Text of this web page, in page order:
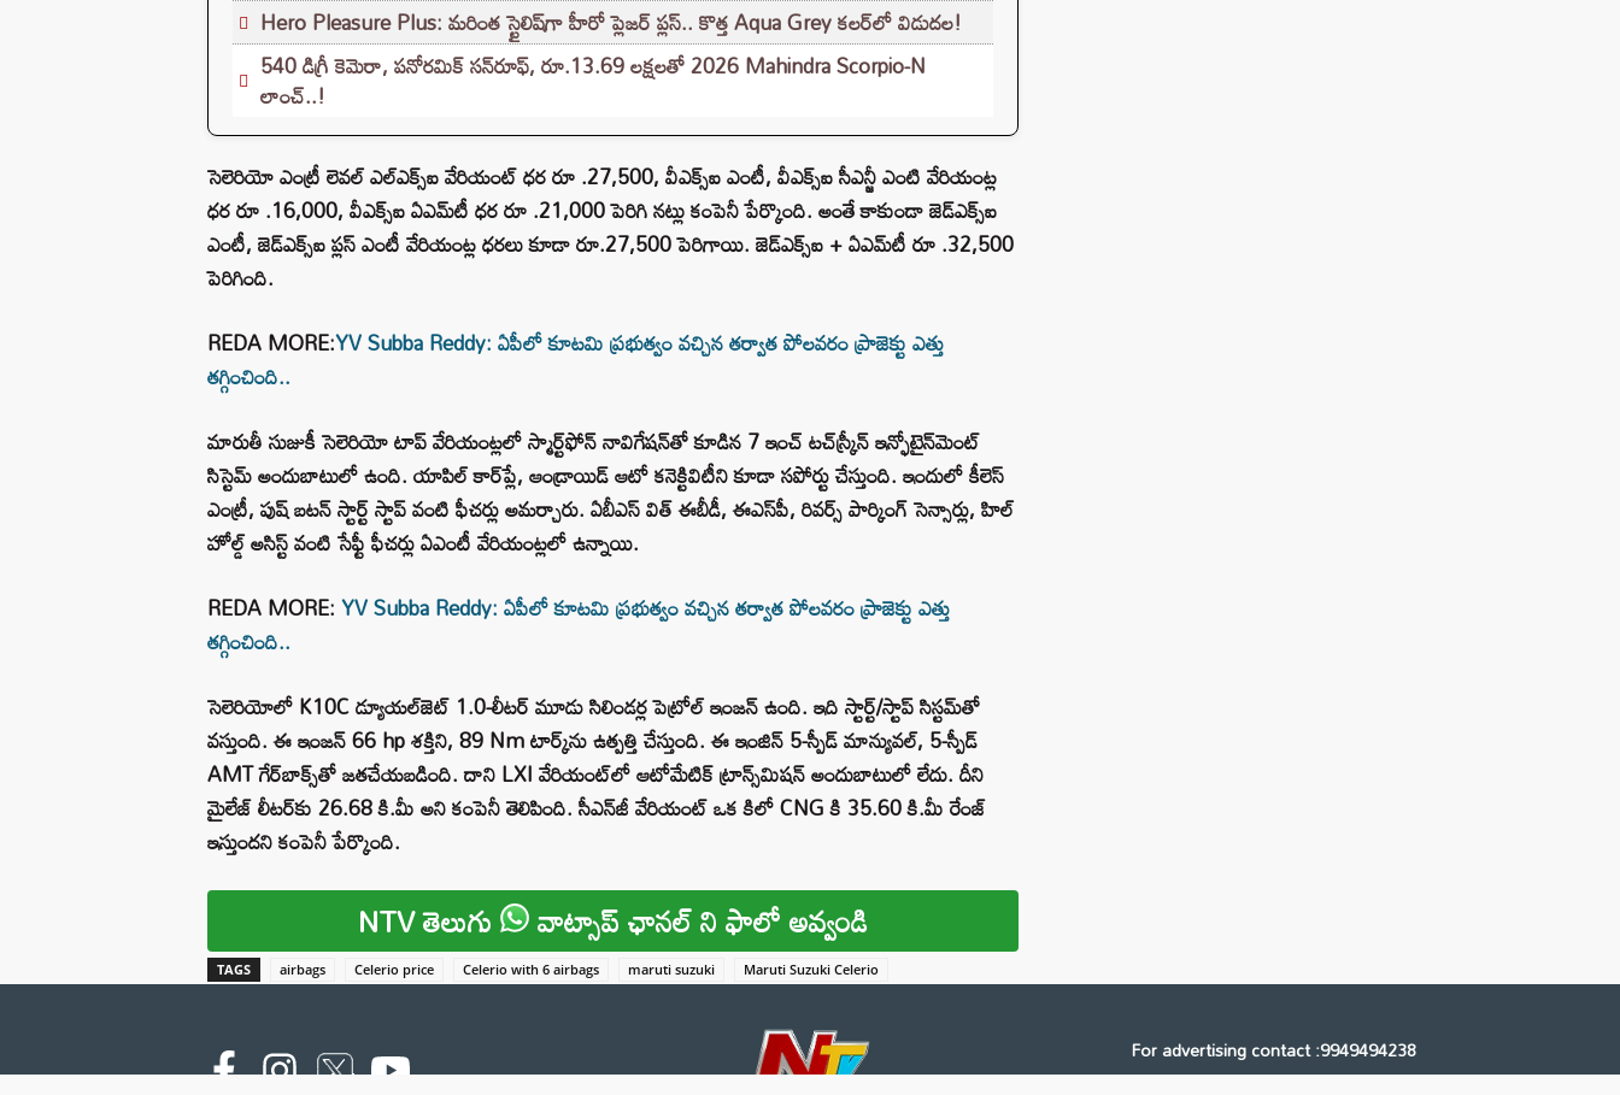
Hero Pleasure Plus: మరింత స్టైలిష్‌గా హీరో ప్లెజర్ ప్లస్.. కొత్త Aqua Grey కలర్‌లో విడుదల!
540 డిగ్రీ కెమెరా, పనోరమిక్ సన్‌రూఫ్‌, రూ.13.69 లక్షలతో 2026 Mahindra Scorpio-N
లాంచ్..!
సెలెరియో ఎంట్రీ లెవల్ ఎల్ఎక్స్ఐ వేరియంట్ ధర రూ .27,500, వీఎక్స్ఐ ఎంటీ, వీఎక్స్ఐ సీఎన్జీ ఎంటి వేరియంట్ల
ధర రూ .16,000, వీఎక్స్ఐ ఏఎమ్​టీ ధర రూ .21,000 పెరిగి నట్లు కంపెనీ పేర్కొంది. అంతే కాకుండా జెడ్ఎక్స్ఐ
ఎంటీ, జెడ్ఎక్స్ఐ ప్లస్ ఎంటీ వేరియంట్ల ధరలు కూడా రూ.27,500 పెరిగాయి. జెడ్ఎక్స్ఐ + ఏఎమ్​టీ రూ .32,500
పెరిగింది.
REDA MORE:YV Subba Reddy: ఏపీలో కూటమి ప్రభుత్వం వచ్చిన తర్వాత పోలవరం ప్రాజెక్టు ఎత్తు
తగ్గించింది..
మారుతీ సుజుకీ సెలెరియో టాప్ వేరియంట్లలో స్మార్ట్​ఫోన్ నావిగేషన్​తో కూడిన 7 ఇంచ్​ టచ్​స్క్రీన్ ఇన్ఫోటైన్​మెంట్
సిస్టెమ్ అందుబాటులో ఉంది. యాపిల్ కార్​ప్లే, ఆండ్రాయిడ్ ఆటో కనెక్టివిటీని కూడా సపోర్టు చేస్తుంది. ఇందులో కీలెస్
ఎంట్రీ, పుష్ బటన్ స్టార్ట్ స్టాప్ వంటి ఫీచర్లు అమర్చారు. ఏబీఎస్ విత్ ఈబీడీ, ఈఎస్​పీ, రివర్స్ పార్కింగ్ సెన్సార్లు, హిల్
హోల్డ్ అసిస్ట్ వంటి సేఫ్టీ ఫీచర్లు ఏఎంటీ వేరియంట్లలో ఉన్నాయి.
REDA MORE:YV Subba Reddy: ఏపీలో కూటమి ప్రభుత్వం వచ్చిన తర్వాత పోలవరం ప్రాజెక్టు ఎత్తు
తగ్గించింది..
సెలెరియోలో K10C డ్యూయల్‌జెట్ 1.0-లీటర్ మూడు సిలిండర్ల పెట్రోల్ ఇంజన్ ఉంది. ఇది స్టార్ట్/స్టాప్ సిస్టమ్‌తో
వస్తుంది. ఈ ఇంజన్ 66 hp శక్తిని, 89 Nm టార్క్‌ను ఉత్పత్తి చేస్తుంది. ఈ ఇంజిన్ 5-స్పీడ్ మాన్యువల్, 5-స్పీడ్
AMT గేర్‌బాక్స్‌తో జతచేయబడింది. దాని LXI వేరియంట్‌లో ఆటోమేటిక్ ట్రాన్స్‌మిషన్ అందుబాటులో లేదు. దీని
మైలేజ్ లీటర్‌కు 26.68 కి.మీ అని కంపెనీ తెలిపింది. సీఎన్‌జీ వేరియంట్‌ ఒక కిలో CNG కి 35.60 కి.మీ రేంజ్
ఇస్తుందని కంపెనీ పేర్కొంది.
NTV తెలుగు వాట్సాప్ ఛానల్ ని ఫాలో అవ్వండి
TAGS airbags Celerio price Celerio with 6 airbags maruti suzuki Maruti Suzuki Celerio
For advertising contact :9949494238
Email: digital@ntvnetwork.com